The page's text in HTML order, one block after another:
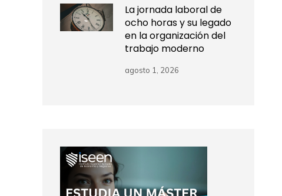
La jornada laboral de
ocho horas y su legado
en la organización del
trabajo moderno
agosto 1, 2026